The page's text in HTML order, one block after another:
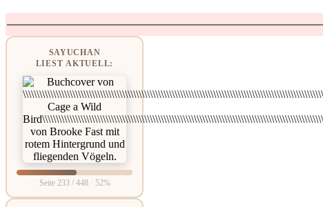
SAYUCHAN
LIEST AKTUELL:
Seite 233 / 448 · 52%